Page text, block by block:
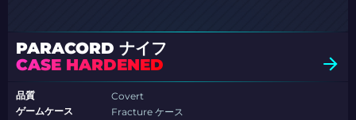
PARACORD ナイフ
CASE HARDENED
品質
Covert
ゲームケース
Fracture ケース